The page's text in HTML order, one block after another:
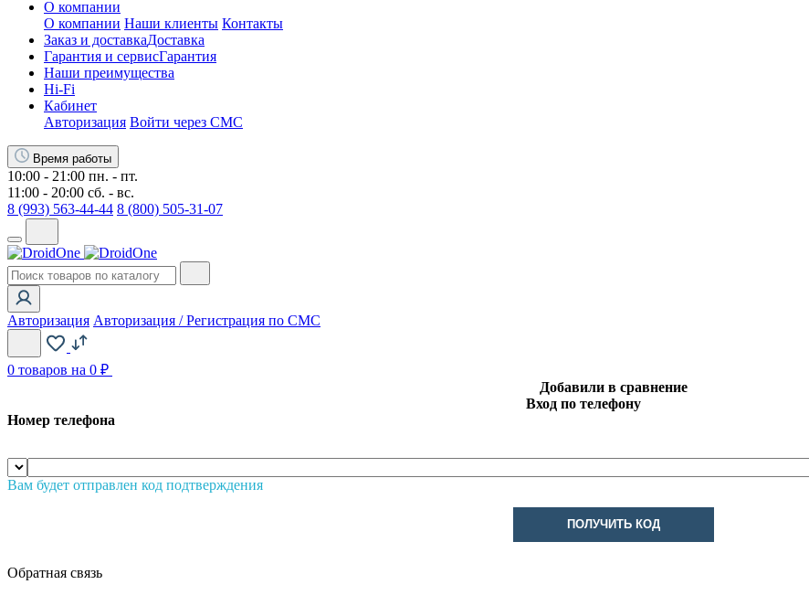
О компании
О компании Наши клиенты Контакты
Заказ и доставкаДоставка
Гарантия и сервисГарантия
Наши преимущества
Hi-Fi
Кабинет
Авторизация Войти через СМС
Время работы
10:00 - 21:00 пн. - пт.
11:00 - 20:00 сб. - вс.
8 (993) 563-44-44 8 (800) 505-31-07
Авторизация Авторизация / Регистрация по СМС
0 товаров на 0 ₽
Добавили в сравнение
Вход по телефону
Номер телефона
Вам будет отправлен код подтверждения
ПОЛУЧИТЬ КОД
Обратная связь